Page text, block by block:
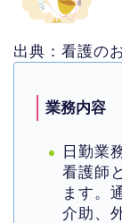
出典：看護の
業務内容
日勤業
看護師
ます。
介助、